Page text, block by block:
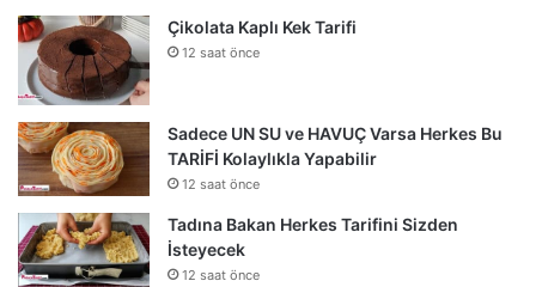
Çikolata Kaplı Kek Tarifi
12 saat önce
Sadece UN SU ve HAVUÇ Varsa Herkes Bu
TARİFİ Kolaylıkla Yapabilir
12 saat önce
Tadına Bakan Herkes Tarifini Sizden
İsteyecek
12 saat önce